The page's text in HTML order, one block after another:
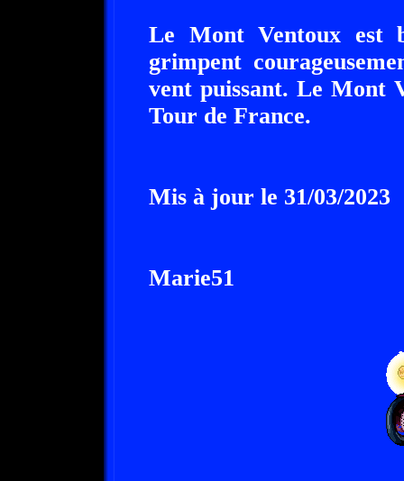
Le Mont Ventoux est
grimpent
vent puissant. Le Mont
Tour de France.
Mis à jour le 31/03/2023
Marie51